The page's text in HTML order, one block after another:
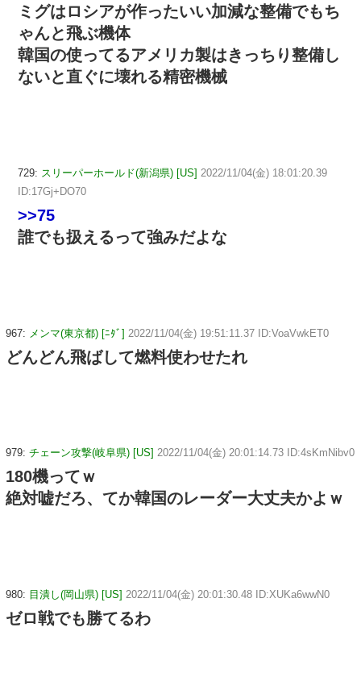
ミグはロシアが作ったいい加減な整備でもち
ゃんと飛ぶ機体
韓国の使ってるアメリカ製はきっちり整備し
ないと直ぐに壊れる精密機械
729: スリーパーホールド(新潟県) [US] 2022/11/04(金) 18:01:20.39
ID:17Gj+DO70
>>75
誰でも扱えるって強みだよな
967: メンマ(東京都) [ﾆﾀﾞ] 2022/11/04(金) 19:51:11.37 ID:VoaVwkET0
どんどん飛ばして燃料使わせたれ
979: チェーン攻撃(岐阜県) [US] 2022/11/04(金) 20:01:14.73 ID:4sKmNibv0
180機ってｗ
絶対嘘だろ、てか韓国のレーダー大丈夫かよｗ
980: 目潰し(岡山県) [US] 2022/11/04(金) 20:01:30.48 ID:XUKa6wwN0
ゼロ戦でも勝てるわ